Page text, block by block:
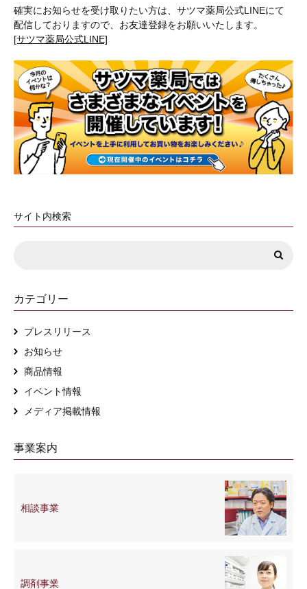
確実にお知らせを受け取りたい方は、サツマ薬局公式LINEにて
配信しておりますので、お友達登録をお願いいたします。
[サツマ薬局公式LINE]
サイト内検索
カテゴリー
プレスリリース
お知らせ
商品情報
イベント情報
メディア掲載情報
事業案内
相談事業
調剤事業